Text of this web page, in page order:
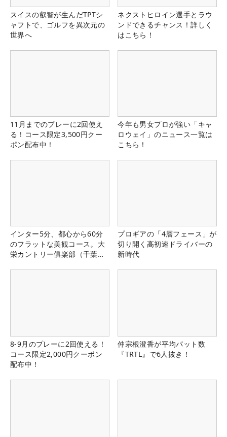
スイスの叡智が生んだTPTシ
ャフトで、ゴルフを異次元の
世界へ
ネクストヒロイン選手とラウ
ンドできるチャンス！詳しく
はこちら！
11月までのプレーに2回使え
る！コース限定3,500円クー
ポン配布中！
今年も男女プロが強い「キャ
ロウェイ」のニュース一覧は
こちら！
インター5分、都心から60分
のフラットな美観コース。大
栄カントリー俱楽部（千葉
プロギアの「4層フェース」が
切り開く高初速ドライバーの
新時代
8-9月のプレーに2回使える！
コース限定2,000円クーポン
配布中！
仲宗根澄香が平均パット数
『TRTL』で6人抜き！